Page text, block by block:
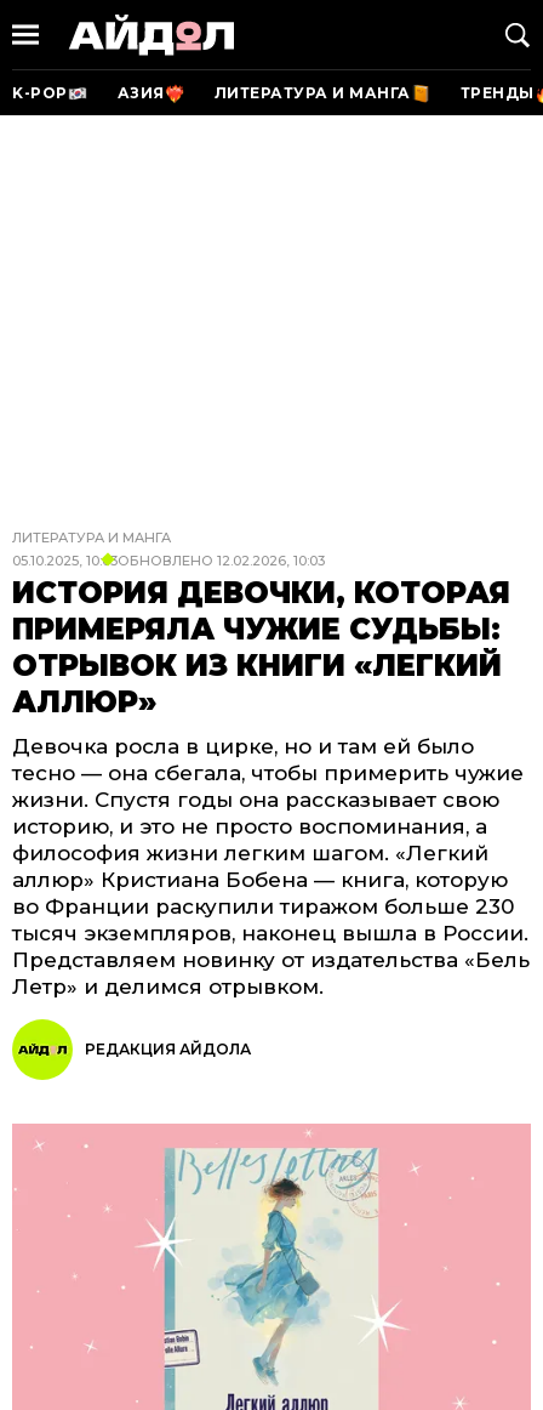
K-POP АЗИЯ ЛИТЕРАТУРА И МАНГА ТРЕНДЫ
ЛИТЕРАТУРА И МАНГА
05.10.2025, 10:03ОБНОВЛЕНО 12.02.2026, 10:03
ИСТОРИЯ ДЕВОЧКИ, КОТОРАЯ
ПРИМЕРЯЛА ЧУЖИЕ СУДЬБЫ:
ОТРЫВОК ИЗ КНИГИ «ЛЕГКИЙ
АЛЛЮР»
Девочка росла в цирке, но и там ей было
тесно — она сбегала, чтобы примерить чужие
жизни. Спустя годы она рассказывает свою
историю, и это не просто воспоминания, а
философия жизни легким шагом. «Легкий
аллюр» Кристиана Бобена — книга, которую
во Франции раскупили тиражом больше 230
тысяч экземпляров, наконец вышла в России.
Представляем новинку от издательства «Бель
Летр» и делимся отрывком.
РЕДАКЦИЯ АЙДОЛА